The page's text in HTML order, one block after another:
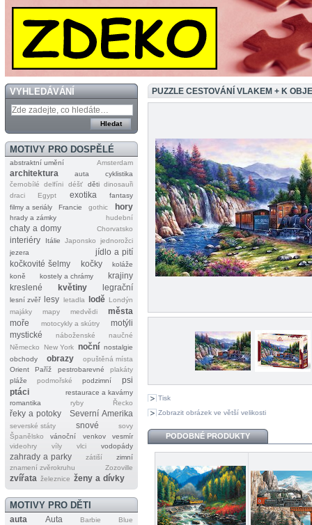
VYHLEDÁVÁNÍ
MOTIVY PRO DOSPĚLÉ
abstraktní umění Amsterdam
architektura auta
cyklistika
černobílé
delfíni déšť děti dinosauři
draci
Egypt exotika
fantasy
filmy a seriály
Francie gothic hory
hrady a zámky hudební
chaty a domy Chorvatsko
interiéry Itálie Japonsko
jednorožci
jezera
jídlo a pití
kočkovité šelmy
kočky
koláže
koně
kostely a chrámy
krajiny
kreslené
květiny legrační
lesní zvěř lesy letadla lodě Londýn
majáky
mapy medvědi
města
moře
motocykly a skútry
motýli
mystické
náboženské
naučné
Německo
New York noční nostalgie
obchody
obrazy
opuštěná místa
Orient
Paříž pestrobarevné
plakáty
pláže
podmořské podzimní
psi
ptáci
restaurace a kavárny
romantika
ryby Řecko
řeky a potoky Severní Amerika
severské státy snové
sovy
Španělsko
vánoční venkov
vesmír
videohry
víly vlci vodopády
zahrady a parky zátiší
zimní
znamení zvěrokruhu
Zozoville
zvířata železnice ženy a dívky
MOTIVY PRO DĚTI
auta Auta Barbie
Blue
PUZZLE CESTOVÁNÍ VLAKEM + K
Tisk
Zobrazit obrázek ve větší velikosti
PODOBNÉ PRODUKTY